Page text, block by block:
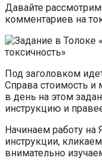
Давайте
комментариев на
Под заголовком
Справа стоимость
в день на этом
инструкцию и
Начинаем работу на
инструкции,
внимательно